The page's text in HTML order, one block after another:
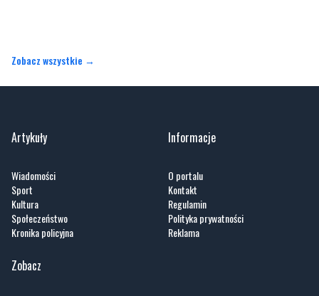
Artykuły
Wiadomości
Sport
Społeczeństwo
Informacje
O portalu
Kontakt